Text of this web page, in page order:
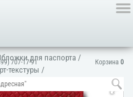
Корзина 0
707-17-91для паспорта /
текстуры /